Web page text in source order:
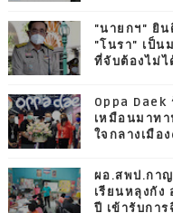
"นายกฯ" ยิน
"โนรา" เป็
ที่จับต้องไม่
Oppa Daek
เหมือนมาท
ใจกลางเมือง
ผอ.สพป.กาญ
เรียนหลุงกัง
ปี เข้ารับกา